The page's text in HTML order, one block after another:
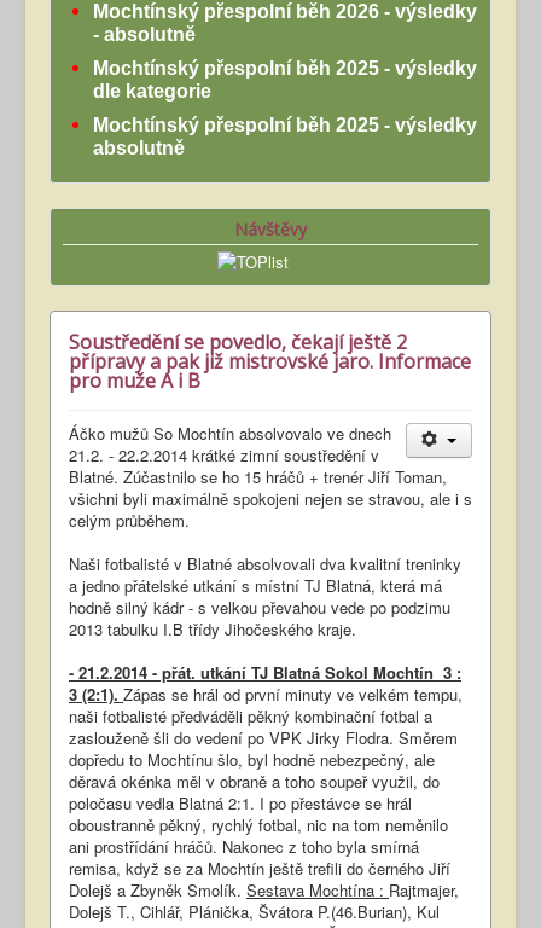
Mochtínský přespolní běh 2026 - výsledky
- absolutně
Mochtínský přespolní běh 2025 - výsledky
dle kategorie
Mochtínský přespolní běh 2025 - výsledky
absolutně
Návštěvy
Soustředění se povedlo, čekají ještě 2
přípravy a pak již mistrovské jaro. Informace
pro muže A i B
Áčko mužů So Mochtín absolvovalo ve dnech
21.2. - 22.2.2014 krátké zimní soustředění v
Blatné. Zúčastnilo se ho 15 hráčů + trenér Jiří Toman,
všichni byli maximálně spokojeni nejen se stravou, ale i s
celým průběhem.
Naši fotbalisté v Blatné absolvovali dva kvalitní treninky
a jedno přátelské utkání s místní TJ Blatná, která má
hodně silný kádr - s velkou převahou vede po podzimu
2013 tabulku I.B třídy Jihočeského kraje.
- 21.2.2014 - přát. utkání TJ Blatná Sokol Mochtín 3 :
3 (2:1). Zápas se hrál od první minuty ve velkém tempu,
naši fotbalisté předváděli pěkný kombinační fotbal a
zaslouženě šli do vedení po VPK Jirky Flodra. Směrem
dopředu to Mochtínu šlo, byl hodně nebezpečný, ale
děravá okénka měl v obraně a toho soupeř využil, do
poločasu vedla Blatná 2:1. I po přestávce se hrál
oboustranně pěkný, rychlý fotbal, nic na tom neměnilo
ani prostřídání hráčů. Nakonec z toho byla smírná
remisa, když se za Mochtín ještě trefili do černého Jiří
Dolejš a Zbyněk Smolík. Sestava Mochtína : Rajtmajer,
Dolejš T., Cihlář, Plánička, Švátora P.(46.Burian), Kul